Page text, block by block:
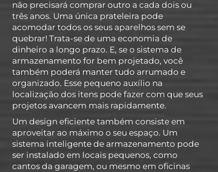
não precisará comprar outro a cada dois ou
três anos. Uma única prateleira pode
acomodar todos os seus aparelhos sem se
quebrar! Trata-se de uma economia de
dinheiro a longo prazo. E, se o sistema de
armazenamento for bem projetado, você
também poderá manter tudo arrumado e
organizado. Esse pequeno auxílio na
localização dos itens pode fazer com que seus
projetos avancem mais rapidamente.
Um design eficiente também consiste em
aproveitar ao máximo o seu espaço. Um
sistema inteligente de armazenamento pode
ser instalado em locais pequenos, como
cantos da garagem, ou mesmo em oficinas